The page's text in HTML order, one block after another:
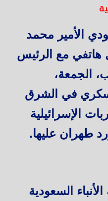
الأمير محمد
مع الرئيس
الجمعة،
في الشرق
الإسرائيلية
طهران عليها.
السعودية